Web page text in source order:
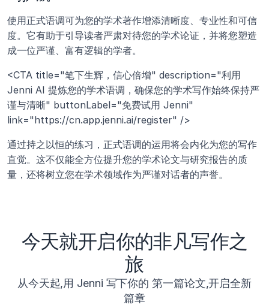
使用正式语调可为您的学术著作增添清晰度、专业性和可信
度。它有助于引导读者严肃对待您的学术论证，并将您塑造
成一位严谨、富有逻辑的学者。
<CTA title="笔下生辉，信心倍增" description="利用
Jenni AI 提炼您的学术语调，确保您的学术写作始终保持严
谨与清晰" buttonLabel="免费试用 Jenni"
link="https://cn.app.jenni.ai/register" />
通过持之以恒的练习，正式语调的运用将会内化为您的写作
直觉。这不仅能全方位提升您的学术论文与研究报告的质
量，还将树立您在学术领域作为严谨对话者的声誉。
今天就开启你的非凡写作之
旅
从今天起,用 Jenni 写下你的 第一篇论文,开启全新
篇章